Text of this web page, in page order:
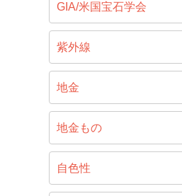
GIA/米国宝石学会
紫外線
地金
地金もの
自色性